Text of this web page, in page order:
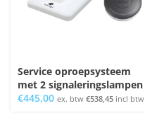
Service oproepsysteem
met 2 signaleringslampen
€445,00 ex. btw €538,45 incl btw